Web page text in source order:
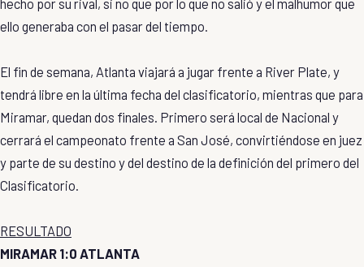
hecho por su rival, si no que por lo que no salió y el malhumor que
ello generaba con el pasar del tiempo.
El fin de semana, Atlanta viajará a jugar frente a River Plate, y
tendrá libre en la última fecha del clasificatorio, mientras que para
Miramar, quedan dos finales. Primero será local de Nacional y
cerrará el campeonato frente a San José, convirtiéndose en juez
y parte de su destino y del destino de la definición del primero del
Clasificatorio.
RESULTADO
MIRAMAR 1:0 ATLANTA